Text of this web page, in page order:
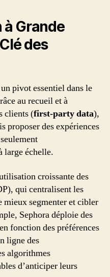
Grande
des
pivot essentiel dans le
au recueil et à
clients (first-party data),
proposer des expériences
large échelle.
croissante des
qui centralisent les
segmenter et cibler
Sephora déploie des
fonction des préférences
ligne des
algorithmes
d’anticiper leurs